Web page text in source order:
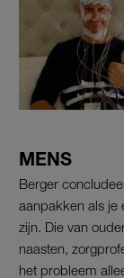
MENS
Berger
aanpakken als je
zijn. Die van
naasten,
het probleem